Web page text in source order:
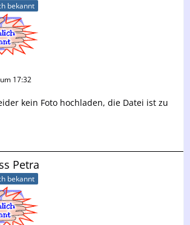
bekannt
17:32
kein Foto hochladen, die Datei ist zu
Petra
bekannt